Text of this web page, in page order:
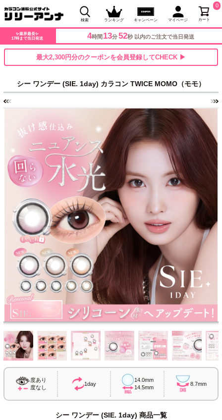
検索 ランキング キャンペーン マイページ カート
0
✨業界最長✨
17時まで当日発送
4時間 13分48秒 以内のご注文で当日発送
最大2,300円分のクーポンを会員登録してCHECK ▶
シー ワンデー (SIE. 1day) カラコン TWICE MOMO（モモ）
度あり
度なし
1day
14.0mm
14.5mm
8.7mm
シー ワンデー (SIE. 1day) 商品一覧